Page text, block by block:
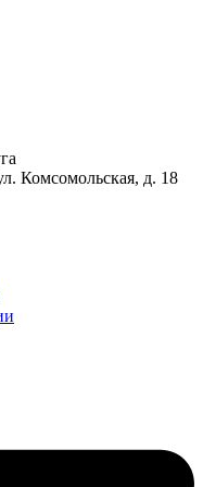
Комсомольская, д. 18